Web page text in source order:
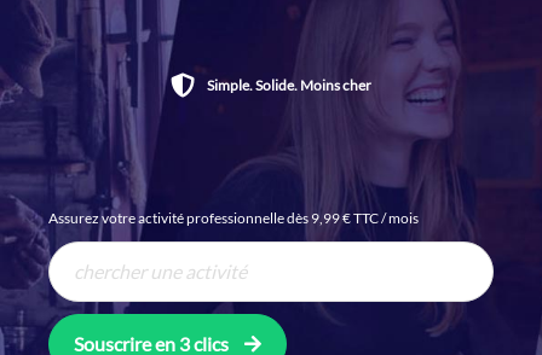
Simple. Solide. Moins cher
Assurez votre activité professionnelle dès 9,99 € TTC / mois
Souscrire en 3 clics